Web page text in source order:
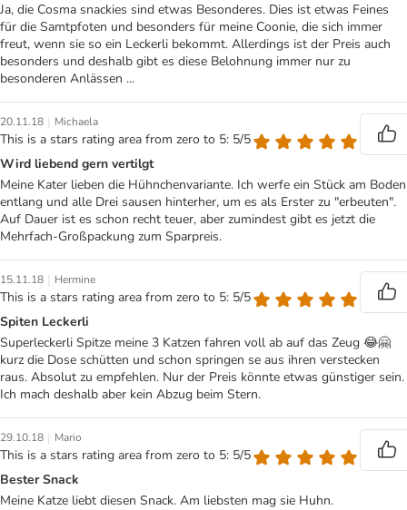
Ja, die Cosma snackies sind etwas Besonderes. Dies ist etwas Feines
für die Samtpfoten und besonders für meine Coonie, die sich immer
freut, wenn sie so ein Leckerli bekommt. Allerdings ist der Preis auch
besonders und deshalb gibt es diese Belohnung immer nur zu
besonderen Anlässen ...
20.11.18 | Michaela
This is a stars rating area from zero to 5: 5/5
Wird liebend gern vertilgt
Meine Kater lieben die Hühnchenvariante. Ich werfe ein Stück am Boden
entlang und alle Drei sausen hinterher, um es als Erster zu "erbeuten".
Auf Dauer ist es schon recht teuer, aber zumindest gibt es jetzt die
Mehrfach-Großpackung zum Sparpreis.
15.11.18 | Hermine
This is a stars rating area from zero to 5: 5/5
Spiten Leckerli
Superleckerli Spitze meine 3 Katzen fahren voll ab auf das Zeug 😂🤗
kurz die Dose schütten und schon springen se aus ihren verstecken
raus. Absolut zu empfehlen. Nur der Preis könnte etwas günstiger sein.
Ich mach deshalb aber kein Abzug beim Stern.
29.10.18 | Mario
This is a stars rating area from zero to 5: 5/5
Bester Snack
Meine Katze liebt diesen Snack. Am liebsten mag sie Huhn.